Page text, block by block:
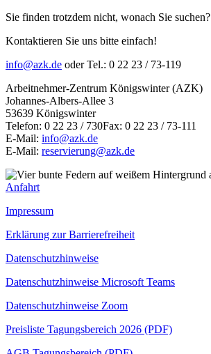
Sie finden trotzdem nicht, wonach Sie suchen?
Kontaktieren Sie uns bitte einfach!
info@azk.de oder Tel.: 0 22 23 / 73-119
Arbeitnehmer-Zentrum Königswinter (AZK)
Johannes-Albers-Allee 3
53639 Königswinter
Telefon: 0 22 23 / 730Fax: 0 22 23 / 73-111
E-Mail: info@azk.de
E-Mail: reservierung@azk.de
Anfahrt
Impressum
Erklärung zur Barrierefreiheit
Datenschutzhinweise
Datenschutzhinweise Microsoft Teams
Datenschutzhinweise Zoom
Preisliste Tagungsbereich 2026 (PDF)